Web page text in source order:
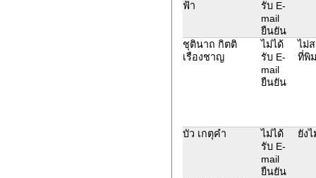
ฟ้า
รับ E-
mail
ยืนยัน
ชุตินาถ กิตติ
เรืองชาญ
ไม่ได้
รับ E-
mail
ยืนยัน
ไม่
ที่พิ
บัว เกตุคำ
ไม่ได้
รับ E-
mail
ยืนยัน
ยัง